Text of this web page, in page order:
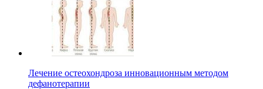
Лечение остеохондроза инновационным методом
дефанотерапии